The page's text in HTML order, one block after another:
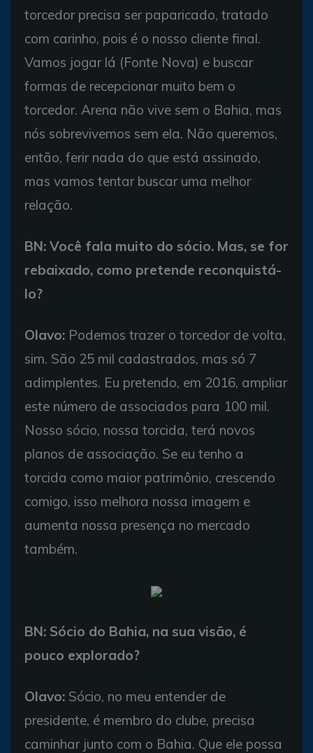
torcedor precisa ser paparicado, tratado
com carinho, pois é o nosso cliente final.
Vamos jogar lá (Fonte Nova) e buscar
formas de recepcionar muito bem o
torcedor. Arena não vive sem o Bahia, mas
nós sobrevivemos sem ela. Não queremos,
então, ferir nada do que está assinado,
mas vamos tentar buscar uma melhor
relação.
BN: Você fala muito do sócio. Mas, se for
rebaixado, como pretende reconquistá-
lo?
Olavo: Podemos trazer o torcedor de volta,
sim. São 25 mil cadastrados, mas só 7
adimplentes. Eu pretendo, em 2016, ampliar
este número de associados para 100 mil.
Nosso sócio, nossa torcida, terá novos
planos de associação. Se eu tenho a
torcida como maior patrimônio, crescendo
comigo, isso melhora nossa imagem e
aumenta nossa presença no mercado
também.
BN: Sócio do Bahia, na sua visão, é
pouco explorado?
Olavo: Sócio, no meu entender de
presidente, é membro do clube, precisa
caminhar junto com o Bahia. Que ele possa